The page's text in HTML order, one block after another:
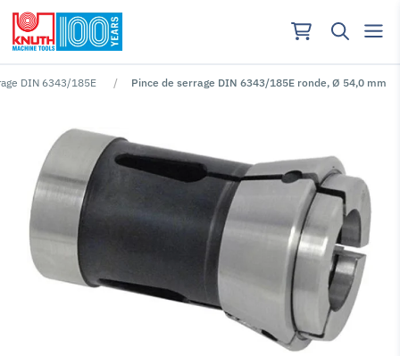
Aucun résultat pour ""
DIN 6343/185E Pince de serrage DIN 6343/185E ronde, Ø 54,0 mm